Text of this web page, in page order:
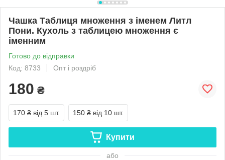
Чашка Таблиця множення з іменем Литл
Пони. Кухоль з таблицею множення є
іменним
Готово до відправки
Код: 8733
Опт і роздріб
180 ₴
170 ₴ від 5 шт. 150 ₴ від 10 шт.
Купити
або